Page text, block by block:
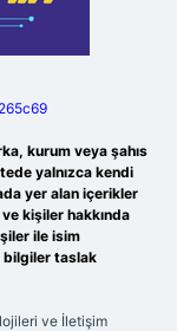
kurum veya şahıs
yalnızca kendi
yer alan içerikler
kişiler hakkında
ile isim
bilgiler taslak
ve İletişim